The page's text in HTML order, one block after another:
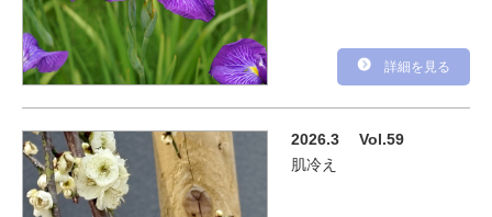
詳細を見る
2026.3 Vol.59
肌冷え